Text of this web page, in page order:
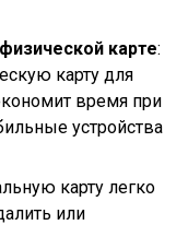
карте:
карту для
время при
устройства
карту легко
или